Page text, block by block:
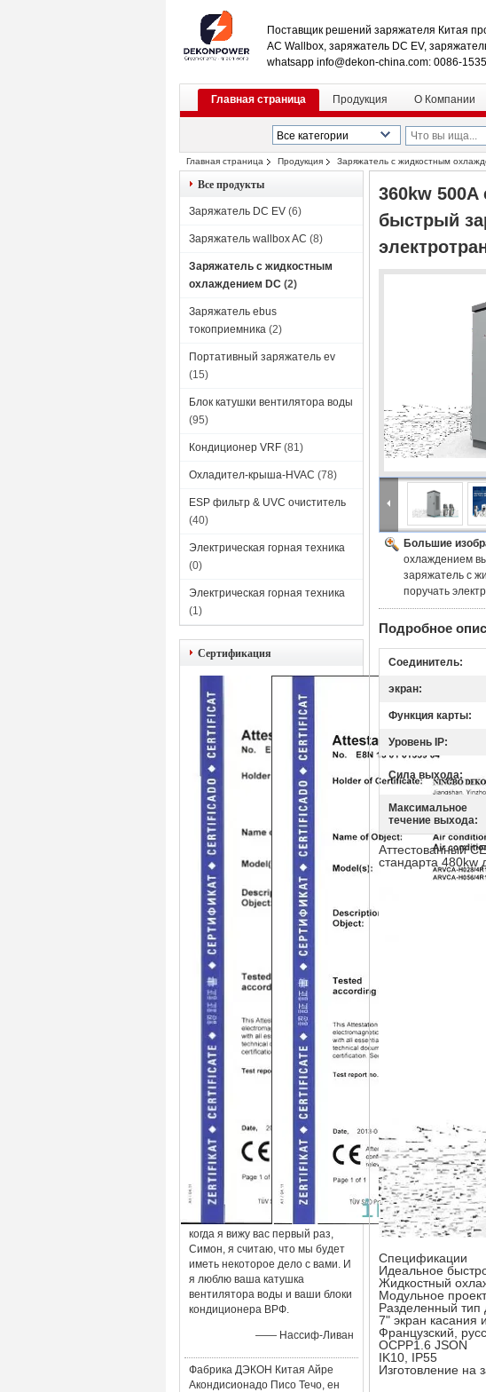
Поставщик решений заряжателя Китая
AC Wallbox, заряжатель DC EV,
whatsapp info@dekon-china.com: 0086-
Главная страница Продукция О Компании
Главная страница Продукция Заряжатель с жидкостным
жидкостным охлаждением DC для поручать
Все продукты
Заряжатель DC EV (6)
Заряжатель wallbox AC (8)
Заряжатель с жидкостным
охлаждением DC (2)
Заряжатель ebus
токоприемника (2)
Портативный заряжатель ev
(15)
Блок катушки вентилятора воды
(95)
Кондиционер VRF (81)
Охладител-крыша-HVAC (78)
ESP фильтр & UVC очиститель
(40)
Электрическая горная техника
(0)
Электрическая горная техника
(1)
Сертификация
когда я вижу вас первый раз,
Симон, я считаю, что мы будет
иметь некоторое дело с вами. И
я люблю ваша катушка
вентилятора воды и ваши блоки
кондиционера ВРФ.
—— Нассиф-Ливан
Фабрика ДЭКОН Китая Айре
Акондисионадо Писо Течо, ен
360kw
быстрый
Большие
охлаждением
заряжатель с
поручать
Подробное
Соединитель:
экран:
Функция карты:
Уровень IP:
Сила выхода:
Максимальное
течение выхода:
Аттестованный
стандарта 480kw
Спецификации
Идеальное
Жидкостный
Модульное
Разделенный тип
7" экран касания
Французский,
OCPP1.6 JSON
IK10, IP55
Изготовление на